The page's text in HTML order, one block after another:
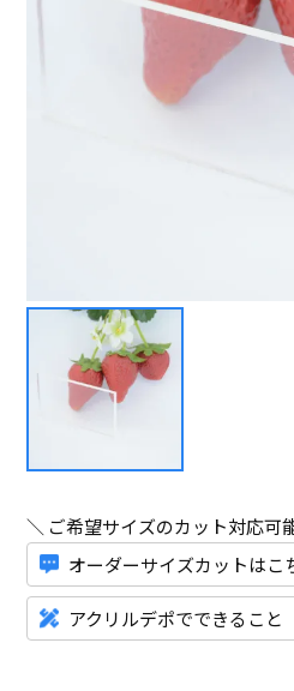
＼ ご希望サイズのカット対応可
オーダーサイズカットはこ
アクリルデポでできること